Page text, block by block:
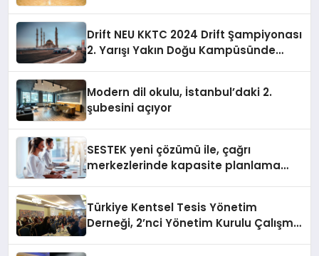
Drift NEU KKTC 2024 Drift Şampiyonası
2. Yarışı Yakın Doğu Kampüsünde
Modern dil okulu, İstanbul’daki 2.
şubesini açıyor
SESTEK yeni çözümü ile, çağrı
merkezlerinde kapasite planlama
Türkiye Kentsel Tesis Yönetim
Derneği, 2’nci Yönetim Kurulu Çalışma